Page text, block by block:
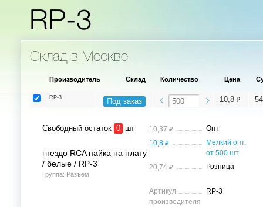
RP-3
Склад в Москве
Производитель Склад Количество Цена
RP-3 Под заказ 10,8 ⃏
Свободный остаток 0 шт
гнездо RCA пайка на плату
/ белые / RP-3
Группа: Разъем
10,37 ⃏
Опт
10,8 ⃏
Мелкий опт,
от 500 шт
20,74 ⃏ Розница
Артикул
производителя
RP-3